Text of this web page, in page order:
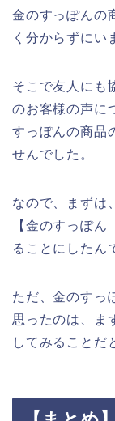
金のすっぽんの
く分からずにい
そこで友人にも
のお客様の声に
すっぽんの商品
せんでした。
なので、まずは
【金のすっぽ
ることにしたん
ただ、金のすっ
思ったのは、ま
してみることだ